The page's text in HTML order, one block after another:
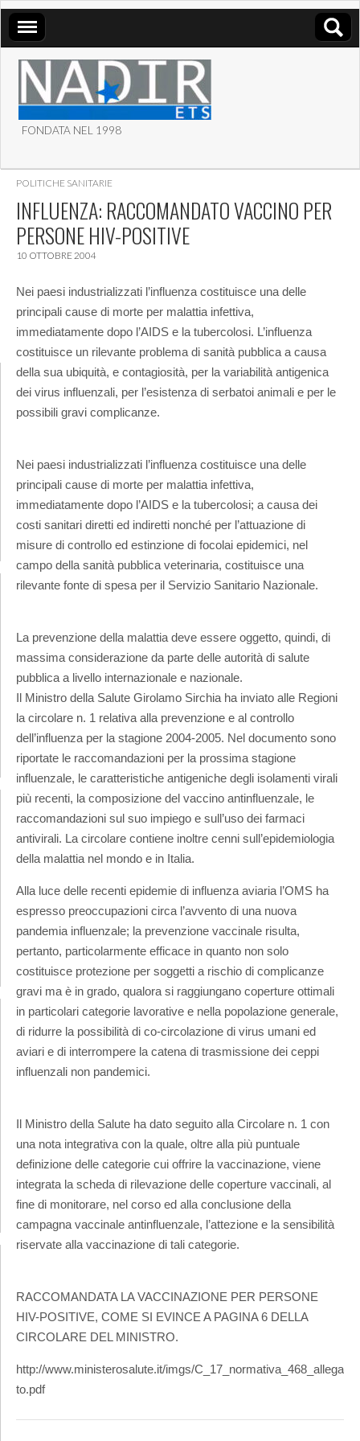
ASSOCIAZIONE NADIR
ETS
FONDATA NEL 1998
POLITICHE SANITARIE
INFLUENZA: RACCOMANDATO VACCINO PER
PERSONE HIV-POSITIVE
10 OTTOBRE 2004
Nei paesi industrializzati l’influenza costituisce una delle
principali cause di morte per malattia infettiva,
immediatamente dopo l’AIDS e la tubercolosi. L’influenza
costituisce un rilevante problema di sanità pubblica a causa
della sua ubiquità, e contagiosità, per la variabilità antigenica
dei virus influenzali, per l’esistenza di serbatoi animali e per le
possibili gravi complicanze.
Nei paesi industrializzati l’influenza costituisce una delle
principali cause di morte per malattia infettiva,
immediatamente dopo l’AIDS e la tubercolosi; a causa dei
costi sanitari diretti ed indiretti nonché per l’attuazione di
misure di controllo ed estinzione di focolai epidemici, nel
campo della sanità pubblica veterinaria, costituisce una
rilevante fonte di spesa per il Servizio Sanitario Nazionale.
La prevenzione della malattia deve essere oggetto, quindi, di
massima considerazione da parte delle autorità di salute
pubblica a livello internazionale e nazionale.
Il Ministro della Salute Girolamo Sirchia ha inviato alle Regioni
la circolare n. 1 relativa alla prevenzione e al controllo
dell’influenza per la stagione 2004-2005. Nel documento sono
riportate le raccomandazioni per la prossima stagione
influenzale, le caratteristiche antigeniche degli isolamenti virali
più recenti, la composizione del vaccino antinfluenzale, le
raccomandazioni sul suo impiego e sull’uso dei farmaci
antivirali. La circolare contiene inoltre cenni sull’epidemiologia
della malattia nel mondo e in Italia.
Alla luce delle recenti epidemie di influenza aviaria l’OMS ha
espresso preoccupazioni circa l’avvento di una nuova
pandemia influenzale; la prevenzione vaccinale risulta,
pertanto, particolarmente efficace in quanto non solo
costituisce protezione per soggetti a rischio di complicanze
gravi ma è in grado, qualora si raggiungano coperture ottimali
in particolari categorie lavorative e nella popolazione generale,
di ridurre la possibilità di co-circolazione di virus umani ed
aviari e di interrompere la catena di trasmissione dei ceppi
influenzali non pandemici.
Il Ministro della Salute ha dato seguito alla Circolare n. 1 con
una nota integrativa con la quale, oltre alla più puntuale
definizione delle categorie cui offrire la vaccinazione, viene
integrata la scheda di rilevazione delle coperture vaccinali, al
fine di monitorare, nel corso ed alla conclusione della
campagna vaccinale antinfluenzale, l’attezione e la sensibilità
riservate alla vaccinazione di tali categorie.
RACCOMANDATA LA VACCINAZIONE PER PERSONE
HIV-POSITIVE, COME SI EVINCE A PAGINA 6 DELLA
CIRCOLARE DEL MINISTRO.
http://www.ministerosalute.it/imgs/C_17_normativa_468_allega
to.pdf